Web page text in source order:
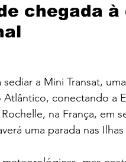
chegada
a Mini Transat,
conectando a
na França, em
uma parada nas Ilhas